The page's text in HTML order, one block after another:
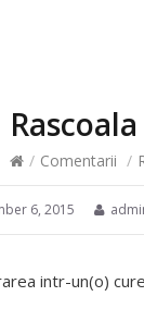
/ Comentarii /
6, 2015
intr-un(o)